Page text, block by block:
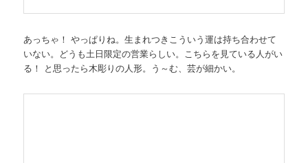
あっちゃ！ やっぱりね。生まれつきこういう運は持ち合わせて
いない。どうも土日限定の営業らしい。こちらを見ている人がい
る！ と思ったら木彫りの人形。う～む、芸が細かい。